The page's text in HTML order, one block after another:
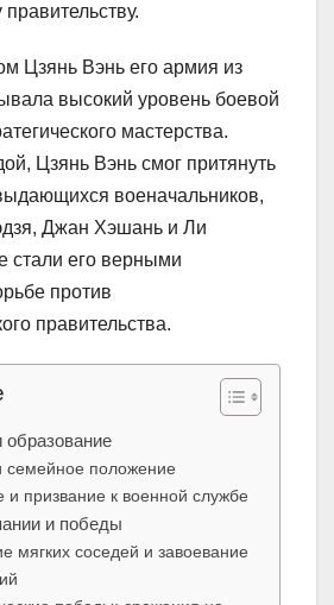
Цзянь Вэнь его армия из
высокий уровень боевой
мастерства.
Цзянь Вэнь смог притянуть
военачальников,
Джан Хэшань и Ли
стали его верными
против
правительства.
образование
семейное положение
и призвание к военной службе
и победы
мягких соседей и завоевание